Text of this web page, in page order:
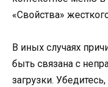
«Свойства»
В иных случаях
быть связана с
загрузки.